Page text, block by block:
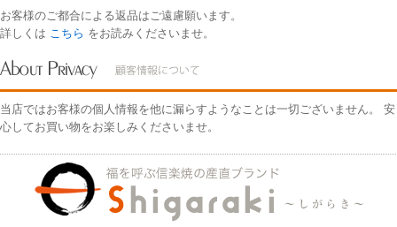
お客様のご都合による返品はご遠慮願います。
詳しくは こちら をお読みくださいませ。
当店ではお客様の個人情報を他に漏らすようなことは一切ございません。 安
心してお買い物をお楽しみくださいませ。